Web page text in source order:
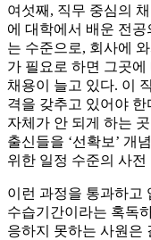
여섯째, 직무 중심의
에 대학에서 배운 전
는 수준으로, 회사에
가 필요로 하면 그곳
채용이 늘고 있다. 이
격을 갖추고 있어야
자체가 안 되게 하는
출신들을 ‘선확보’ 개
위한 일정 수준의 사
이런 과정을 통과하고
수습기간이라는 혹독
응하지 못하는 사원은